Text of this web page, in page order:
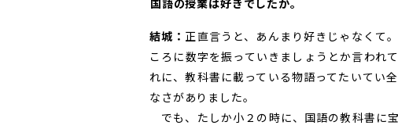
――国語の授業は好きでしたか。
結城： 正直言うと、あんまり好きじゃなくて
ころに数字を振っていきましょうとか言われ
れに、教科書に載っている物語ってたいてい
なさがありました。
でも、たしか小２の時に、国語の教科書に